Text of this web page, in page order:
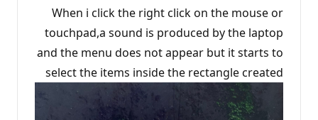
When i click the right click on the mouse or
touchpad,a sound is produced by the laptop
and the menu does not appear but it starts to
select the items inside the rectangle created